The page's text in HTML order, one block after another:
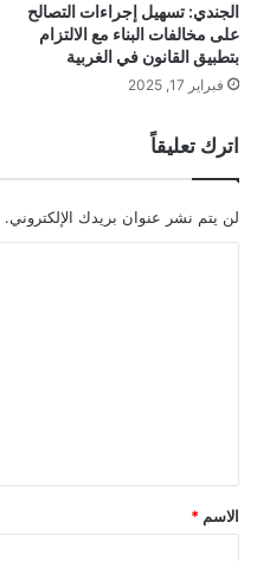
الجندي: تسهيل إجراءات التصالح
على مخالفات البناء مع الالتزام
بتطبيق القانون في الغربية
فبراير 17, 2025
اترك تعليقاً
لن يتم نشر عنوان بريدك الإلكتروني.
*
الاسم *